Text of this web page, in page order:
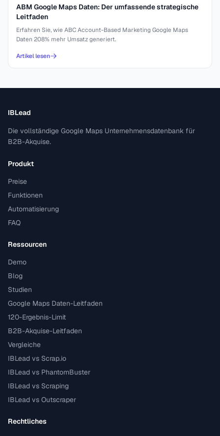
ABM Google Maps Daten: Der umfassende strategische
Leitfaden
Erfahren Sie, wie ABC Account-Based Marketing Google Maps
Daten 208% mehr Umsatz generiert.
Artikel lesen
IBLead
Die vollständige Google Maps Unternehmensdatenbank für
B2B-Akquise.
Produkt
Preise
Funktionen
Automatisierung
FAQ
Ressourcen
Demo
Blog
Studien
Google Maps Daten-Leitfaden
120-Ergebnis-Limit
B2B-Akquise-Leitfaden
Vergleiche
IBLead vs Scrap.io
IBLead vs PhantomBuster
IBLead vs Scraping
IBLead vs Outscraper
Rechtliches